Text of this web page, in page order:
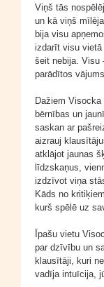
Viņš tās
un kā viņš
bija visu
izdarīt visu vietā
šeit nebija. Visu
parādītos
Dažiem
bērnības un
saskan ar
aizrauj
atklājot jaunas
līdzskaņus,
izdzīvot viņa
Kāds no
kurš spēlē uz
Īpašu vietu
par dzīvību un
klausītāji, kuri
vadīja intuīcija,